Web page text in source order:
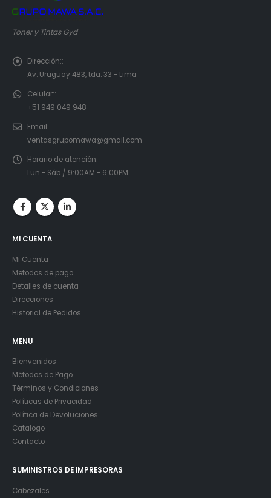
Toner y Tintas Gyd
Dirección::
Av. Uruguay 483, tda. 33 - Lima
Celular::
+51 949 049 948
Email:
ventasgrupomawa@gmail.com
Horario de atención:
Lun - Sáb / 9:00AM - 6:00PM
MI CUENTA
Mi Cuenta
Metodos de pago
Detalles de cuenta
Direcciones
Historial de Pedidos
MENU
Bienvenidos
Métodos de Pago
Términos y Condiciones
Políticas de Privacidad
Política de Devoluciones
Catalogo
Contacto
SUMINISTROS DE IMPRESORAS
Cabezales